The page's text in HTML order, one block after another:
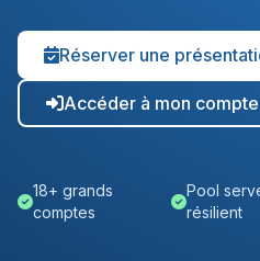
Réserver une
Accéder à mon compte
18+ grands
comptes
Pool
résilient